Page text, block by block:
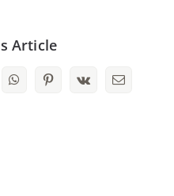
Article
WhatsAppPinterest
Vk Email